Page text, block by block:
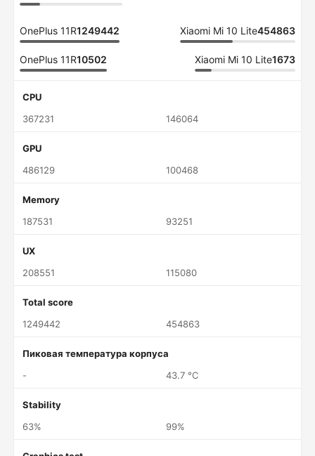
OnePlus 11R1249442 Xiaomi Mi 10 Lite454863
OnePlus 11R10502 Xiaomi Mi 10 Lite1673
CPU
367231
146064
GPU
486129
100468
Memory
187531
93251
UX
208551
115080
Total score
1249442
454863
Пиковая температура корпуса
-
43.7 °C
Stability
63%
99%